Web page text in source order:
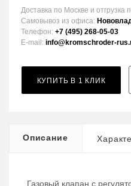
Доставка по Москве и
Самовывоз из офиса:
Телефон: +7 (495) 268-05-03
E-mail: info@kromschroder-
КУПИТЬ В 1 КЛИК
Описание
Газовый клапан с